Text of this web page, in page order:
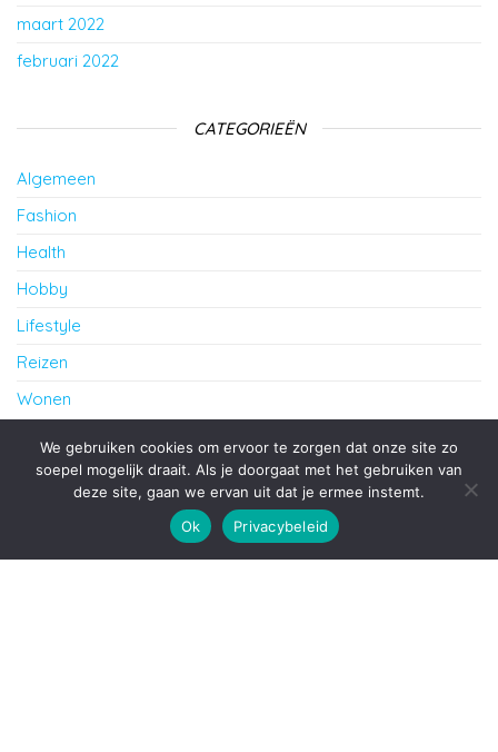
maart 2022
februari 2022
CATEGORIEËN
Algemeen
Fashion
Health
Hobby
Lifestyle
Reizen
Wonen
cursus Frans in Amersfoort
Ondersteund doorWordPress |Thema:
We gebruiken cookies om ervoor te zorgen dat onze site zo
soepel mogelijk draait. Als je doorgaat met het gebruiken van
deze site, gaan we ervan uit dat je ermee instemt.
Ok
Privacybeleid